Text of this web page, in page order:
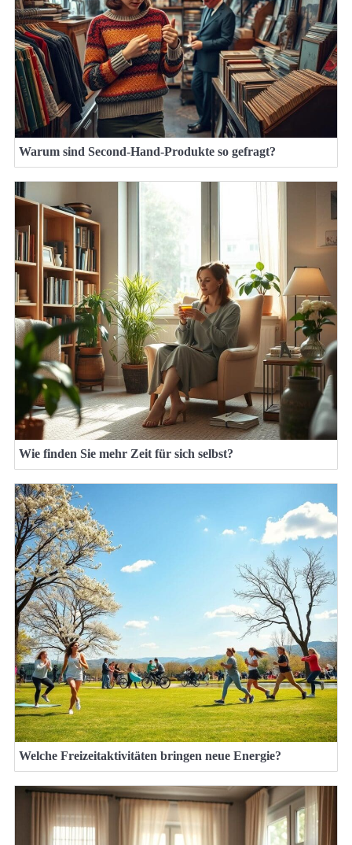
Warum sind Second-Hand-Produkte so gefragt?
Wie finden Sie mehr Zeit für sich selbst?
Welche Freizeitaktivitäten bringen neue Energie?